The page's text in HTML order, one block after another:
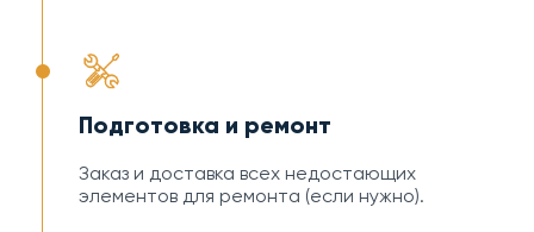
Подготовка и ремонт
Заказ и доставка всех недостающих
элементов для ремонта (если нужно).